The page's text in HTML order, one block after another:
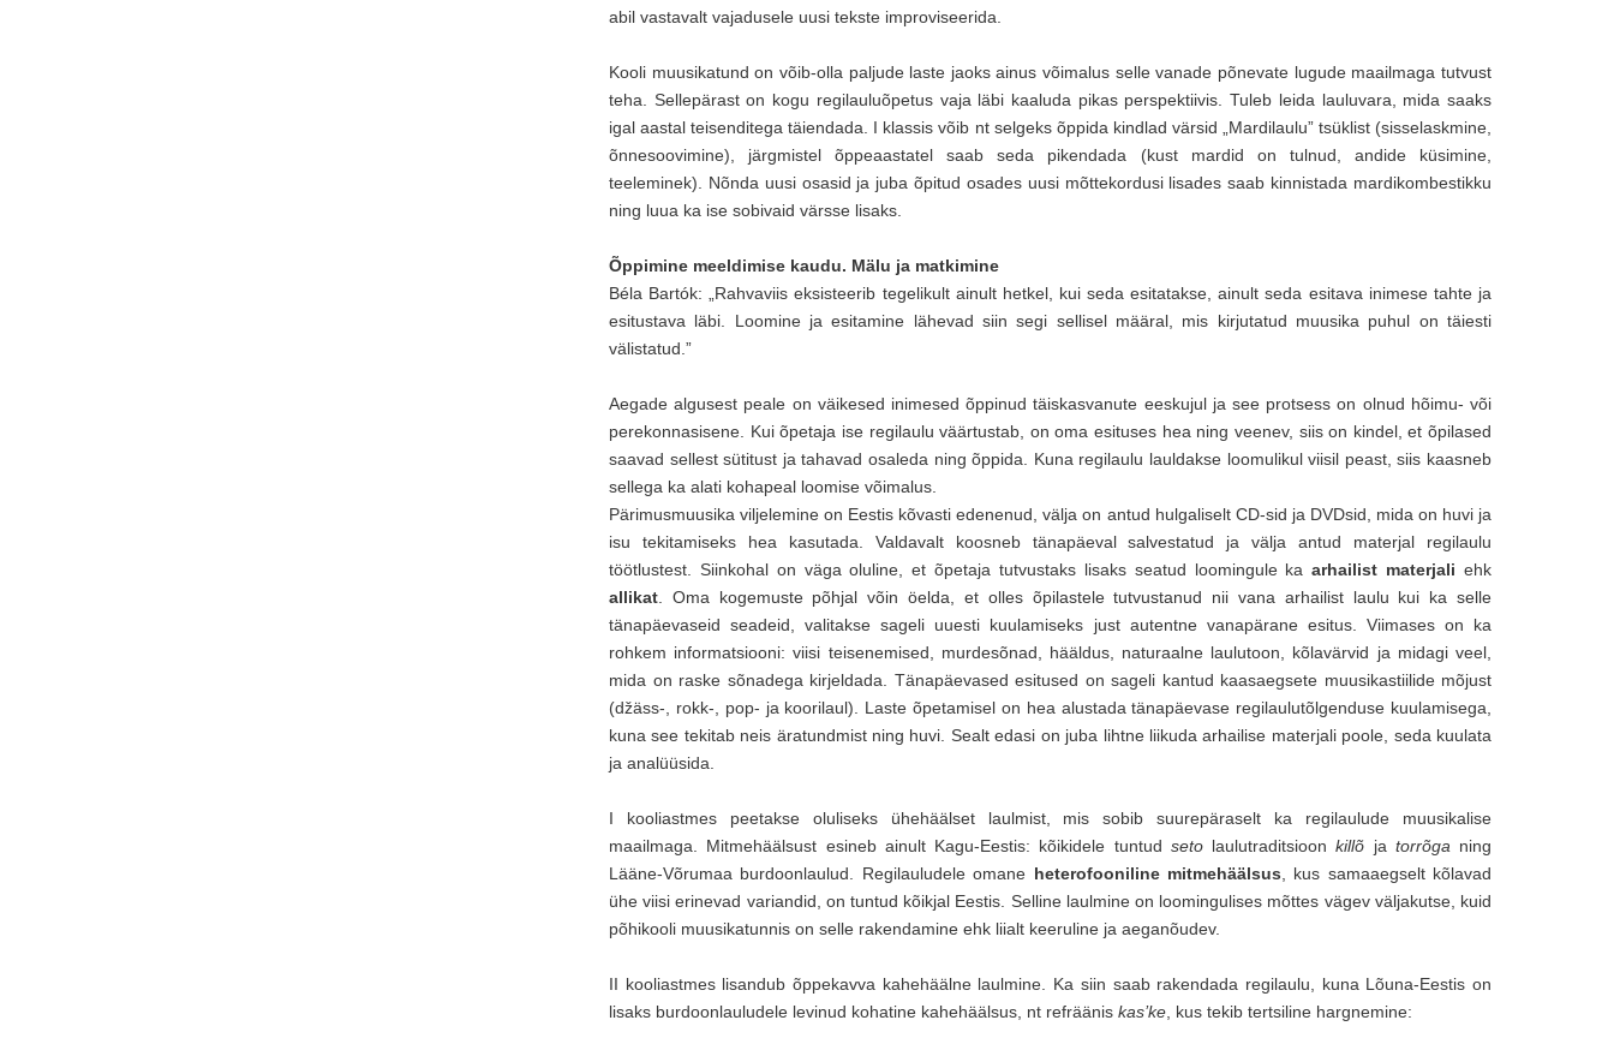
abil vastavalt vajadusele uusi tekste improviseerida.
Kooli muusikatund on võib-olla paljude laste jaoks ainus võimalus selle vanade põnevate lugude maailmaga tutvust
teha. Sellepärast on kogu regilauluõpetus vaja läbi kaaluda pikas perspektiivis. Tuleb leida lauluvara, mida saaks
igal aastal teisenditega täiendada. I klassis võib nt selgeks õppida kindlad värsid „Mardilaulu” tsüklist (sisselaskmine,
õnnesoovimine), järgmistel õppeaastatel saab seda pikendada (kust mardid on tulnud, andide küsimine,
teeleminek). Nõnda uusi osasid ja juba õpitud osades uusi mõttekordusi lisades saab kinnistada mardikombestikku
ning luua ka ise sobivaid värsse lisaks.
Õppimine meeldimise kaudu. Mälu ja matkimine
Béla Bartók: „Rahvaviis eksisteerib tegelikult ainult hetkel, kui seda esitatakse, ainult seda esitava inimese tahte ja
esitustava läbi. Loomine ja esitamine lähevad siin segi sellisel määral, mis kirjutatud muusika puhul on täiesti
välistatud.”
Aegade algusest peale on väikesed inimesed õppinud täiskasvanute eeskujul ja see protsess on olnud hõimu- või
perekonnasisene. Kui õpetaja ise regilaulu väärtustab, on oma esituses hea ning veenev, siis on kindel, et õpilased
saavad sellest sütitust ja tahavad osaleda ning õppida. Kuna regilaulu lauldakse loomulikul viisil peast, siis kaasneb
sellega ka alati kohapeal loomise võimalus.
Pärimusmuusika viljelemine on Eestis kõvasti edenenud, välja on antud hulgaliselt CD-sid ja DVDsid, mida on huvi ja
isu tekitamiseks hea kasutada. Valdavalt koosneb tänapäeval salvestatud ja välja antud materjal regilaulu
töötlustest. Siinkohal on väga oluline, et õpetaja tutvustaks lisaks seatud loomingule kaarhailist materjali ehk
allikat . Oma kogemuste põhjal võin öelda, et olles õpilastele tutvustanud nii vana arhailist laulu kui ka selle
tänapäevaseid seadeid, valitakse sageli uuesti kuulamiseks just autentne vanapärane esitus. Viimases on ka
rohkem informatsiooni: viisi teisenemised, murdesõnad, hääldus, naturaalne laulutoon, kõlavärvid ja midagi veel,
mida on raske sõnadega kirjeldada. Tänapäevased esitused on sageli kantud kaasaegsete muusikastiilide mõjust
(džäss-, rokk-, pop- ja koorilaul). Laste õpetamisel on hea alustada tänapäevase regilaulutõlgenduse kuulamisega,
kuna see tekitab neis äratundmist ning huvi. Sealt edasi on juba lihtne liikuda arhailise materjali poole, seda kuulata
ja analüüsida.
I kooliastmes peetakse oluliseks ühehäälset laulmist, mis sobib suurepäraselt ka regilaulude muusikalise
maailmaga. Mitmehäälsust esineb ainult Kagu-Eestis: kõikidele tuntud setolaulutraditsioonkillõ ja torrõga ning
Lääne-Võrumaa burdoonlaulud. Regilauludele omane heterofooniline mitmehäälsus , kus samaaegselt kõlavad
ühe viisi erinevad variandid, on tuntud kõikjal Eestis. Selline laulmine on loomingulises mõttes vägev väljakutse, kuid
põhikooli muusikatunnis on selle rakendamine ehk liialt keeruline ja aeganõudev.
II kooliastmes lisandub õppekavva kahehäälne laulmine. Ka siin saab rakendada regilaulu, kuna Lõuna-Eestis on
lisaks burdoonlauludele levinud kohatine kahehäälsus, nt refräänis kas’ke , kus tekib tertsiline hargnemine: